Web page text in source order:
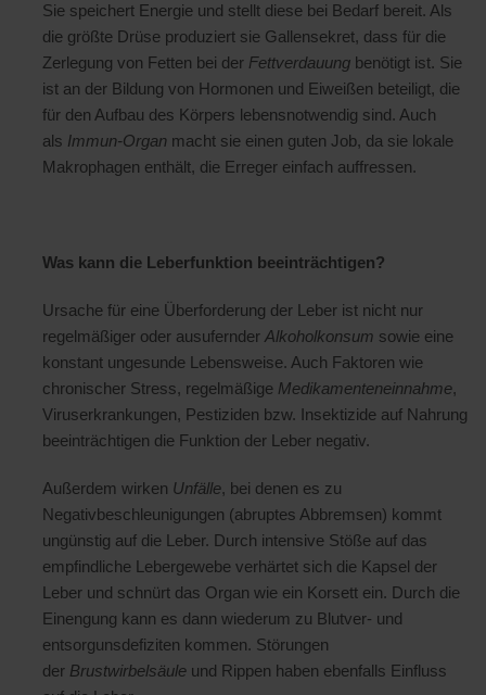
Sie speichert Energie und stellt diese bei Bedarf bereit. Als
die größte Drüse produziert sie Gallensekret, dass für die
Zerlegung von Fetten bei der Fettverdauung benötigt ist. Sie
ist an der Bildung von Hormonen und Eiweißen beteiligt, die
für den Aufbau des Körpers lebensnotwendig sind. Auch
als Immun-Organ macht sie einen guten Job, da sie lokale
Makrophagen enthält, die Erreger einfach auffressen.
Was kann die Leberfunktion beeinträchtigen?
Ursache für eine Überforderung der Leber ist nicht nur
regelmäßiger oder ausufernder Alkoholkonsum sowie eine
konstant ungesunde Lebensweise. Auch Faktoren wie
chronischer Stress, regelmäßige Medikamenteneinnahme,
Viruserkrankungen, Pestiziden bzw. Insektizide auf Nahrung
beeinträchtigen die Funktion der Leber negativ.
Außerdem wirken Unfälle, bei denen es zu
Negativbeschleunigungen (abruptes Abbremsen) kommt
ungünstig auf die Leber. Durch intensive Stöße auf das
empfindliche Lebergewebe verhärtet sich die Kapsel der
Leber und schnürt das Organ wie ein Korsett ein. Durch die
Einengung kann es dann wiederum zu Blutver- und
entsorgunsdefiziten kommen. Störungen
der Brustwirbelsäule und Rippen haben ebenfalls Einfluss